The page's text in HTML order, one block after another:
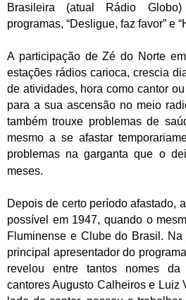
Brasileira (atual Rádio
programas, “Desligue, faz favor” e
A participação de Zé do Norte
estações rádios carioca, crescia
de atividades, hora como cantor
para a sua ascensão no meio
também trouxe problemas de
mesmo a se afastar
problemas na garganta que o
meses.
Depois de certo período afastado,
possível em 1947, quando o
Fluminense e Clube do Brasil. Na
principal apresentador do
revelou entre tantos nomes
cantores Augusto Calheiros e Luiz